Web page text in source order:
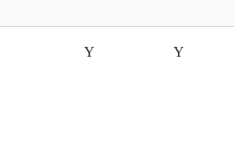
Y Y